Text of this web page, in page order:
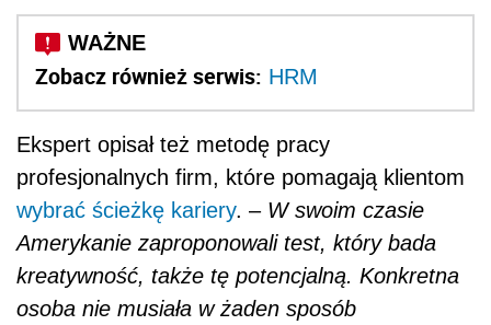
Zobacz również serwis: HRM
Ekspert opisał też metodę pracy
profesjonalnych firm, które pomagają klientom
wybrać ścieżkę kariery. – W swoim czasie
Amerykanie zaproponowali test, który bada
kreatywność, także tę potencjalną. Konkretna
osoba nie musiała w żaden sposób